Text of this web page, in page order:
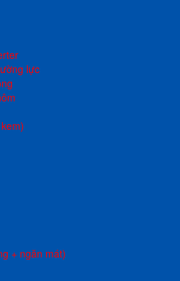
lực
+ ngăn mát)